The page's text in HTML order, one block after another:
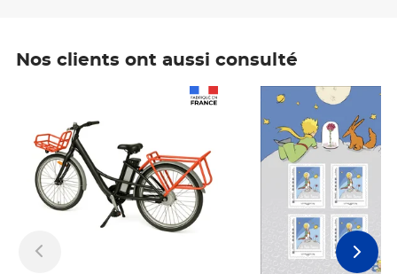
Nos clients ont aussi consulté
Prix 7,50€